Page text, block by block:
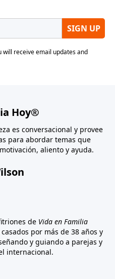
Hoy®
es conversacional y provee
para abordar temas que
aliento y ayuda.
de Vida en Familia
por más de 38 años y
y guiando a parejas y
internacional.